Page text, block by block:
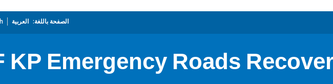
الصفحة باللغة: العربية
KP Emergency Roads